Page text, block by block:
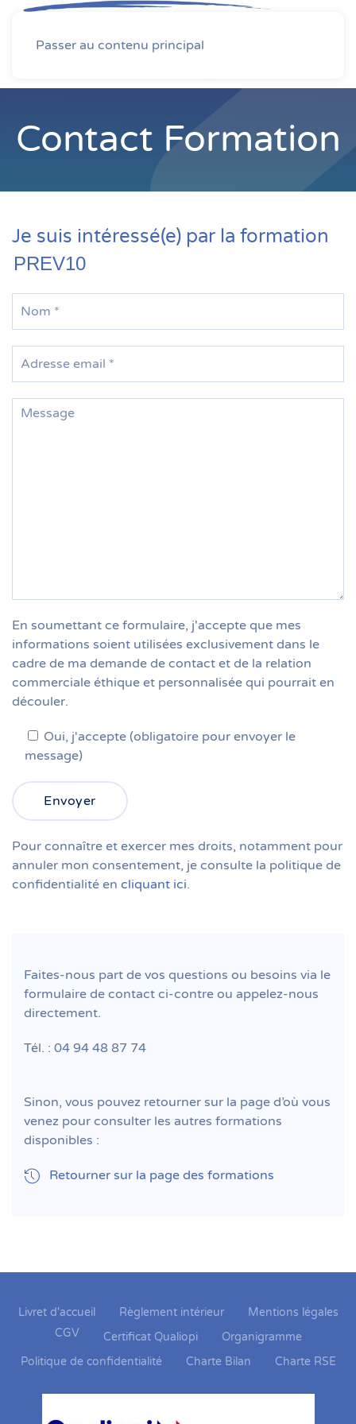
Passer au contenu principal
Contact Formation
Je suis intéressé(e) par la formation
En soumettant ce formulaire, j'accepte que mes
informations soient utilisées exclusivement dans le
cadre de ma demande de contact et de la relation
commerciale éthique et personnalisée qui pourrait en
découler.
Oui, j'accepte (obligatoire pour envoyer le
message)
Pour connaître et exercer mes droits, notamment pour
annuler mon consentement, je consulte la politique de
confidentialité en cliquant ici.
Faites-nous part de vos questions ou besoins via le
formulaire de contact ci-contre ou appelez-nous
directement.
Tél. : 04 94 48 87 74
Sinon, vous pouvez retourner sur la page d’où vous
venez pour consulter les autres formations
disponibles :
Retourner sur la page des formations
Livret d'accueil Règlement intérieur
Mentions légales
CGV
Certificat Qualiopi
Organigramme
Politique de confidentialité
Charte Bilan Charte RSE